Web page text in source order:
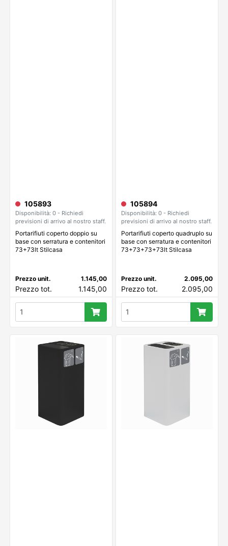
105893
Disponibilità: 0 - Richiedi
previsioni di arrivo al nostro staff.
Portarifiuti coperto doppio su
base con serratura e contenitori
73+73lt Stilcasa
Prezzo unit. 1.145,00
Prezzo tot. 1.145,00
105894
Disponibilità: 0 - Richiedi
previsioni di arrivo al nostro staff.
Portarifiuti coperto quadruplo su
base con serratura e contenitori
73+73+73+73lt Stilcasa
Prezzo unit. 2.095,00
Prezzo tot. 2.095,00